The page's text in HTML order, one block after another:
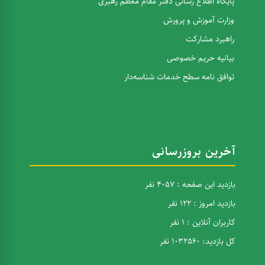
وزارت آموزش و پرورش
راهبرد مشارکت
بیانیه حریم خصوصی
توافق نامه سطح خدمات شناسه‌دار
آخرین بروزرسانی
بازدید این صفحه : 4057 نفر
بازدید امروز : 122 نفر
کاربران آنلاین : 1 نفر
کل بازدید: 1032560 نفر